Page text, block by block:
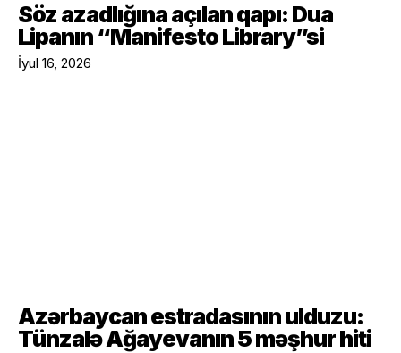
Söz azadlığına açılan qapı: Dua
Lipanın “Manifesto Library”si
İyul 16, 2026
Azərbaycan estradasının ulduzu:
Tünzalə Ağayevanın 5 məşhur hiti